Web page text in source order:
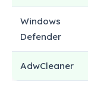
Windows
Defender
AdwCleaner